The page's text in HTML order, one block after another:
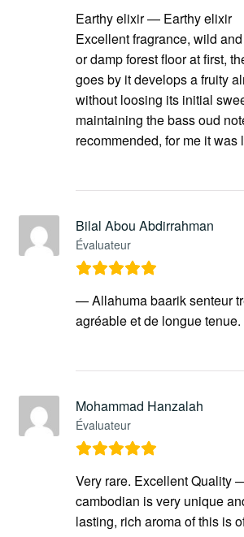
Earthy elixir — Earthy elixir
Excellent fragrance, wild
or damp forest floor at first,
goes by it develops a fruity
without loosing its initial
maintaining the bass oud
recommended, for me it was
Bilal Abou Abdirrahman
Évaluateur
— Allahuma baarik senteur
agréable et de longue
Mohammad Hanzalah
Évaluateur
Very rare. Excellent Quality
cambodian is very unique
lasting, rich aroma of this is